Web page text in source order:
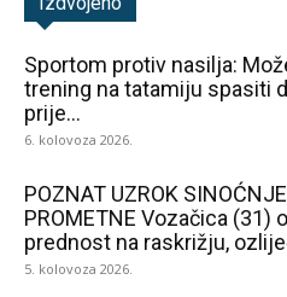
Sportom protiv nasilja:
trening na tatamiju spasiti
prije...
6. kolovoza 2026.
POZNAT UZROK SINOĆNJE
PROMETNE Vozačica (31)
prednost na raskrižju,
5. kolovoza 2026.